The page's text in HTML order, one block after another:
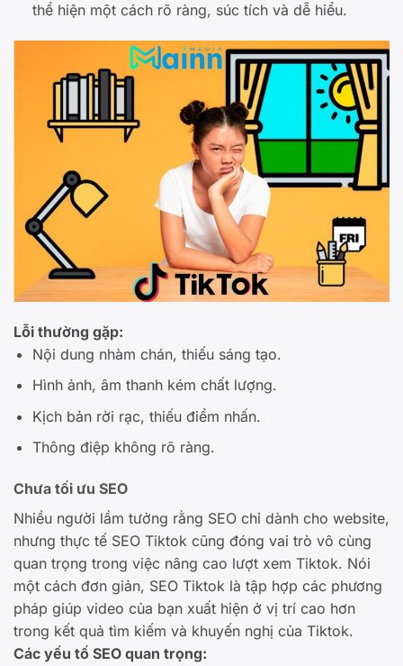
thể hiện một cách rõ ràng, súc tích và dễ hiểu.
Lỗi thường gặp:
Nội dung nhàm chán, thiếu sáng tạo.
Hình ảnh, âm thanh kém chất lượng.
Kịch bản rời rạc, thiếu điểm nhấn.
Thông điệp không rõ ràng.
Chưa tối ưu SEO
Nhiều người lầm tưởng rằng SEO chỉ dành cho website,
nhưng thực tế SEO Tiktok cũng đóng vai trò vô cùng
quan trọng trong việc nâng cao lượt xem Tiktok. Nói
một cách đơn giản, SEO Tiktok là tập hợp các phương
pháp giúp video của bạn xuất hiện ở vị trí cao hơn
trong kết quả tìm kiếm và khuyến nghị của Tiktok.
Các yếu tố SEO quan trọng: